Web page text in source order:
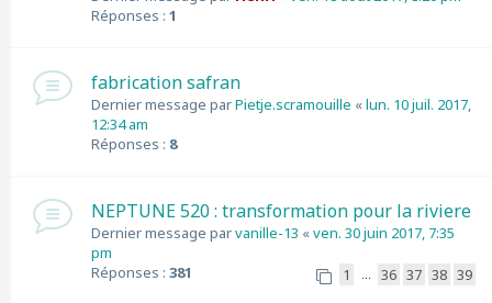
Réponses : 1
fabrication safran
Dernier message parPietje.scramouille «lun. 10 juil. 2017,
12:34 am
Réponses : 8
NEPTUNE 520 : transformation pour la riviere
Dernier message parvanille-13 «ven. 30 juin 2017, 7:35
pm
Réponses : 381 1 … 36 37 38 39